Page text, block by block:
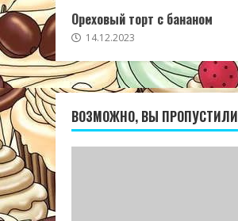
Ореховый торт с бананом
14.12.2023
ВОЗМОЖНО, ВЫ ПРОПУСТИЛИ